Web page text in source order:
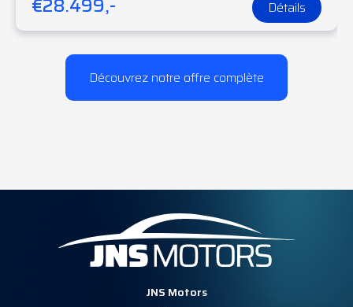
€28.499,- Détails
Découvrez notre offre complète
JNS Motors